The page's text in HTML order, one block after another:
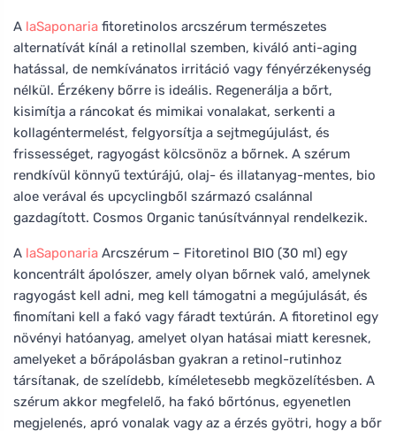
A laSaponaria fitoretinolos arcszérum természetes
alternatívát kínál a retinollal szemben, kiváló anti-aging
hatással, de nemkívánatos irritáció vagy fényérzékenység
nélkül. Érzékeny bőrre is ideális. Regenerálja a bőrt,
kisimítja a ráncokat és mimikai vonalakat, serkenti a
kollagéntermelést, felgyorsítja a sejtmegújulást, és
frissességet, ragyogást kölcsönöz a bőrnek. A szérum
rendkívül könnyű textúrájú, olaj- és illatanyag-mentes, bio
aloe verával és upcyclingből származó csalánnal
gazdagított. Cosmos Organic tanúsítvánnyal rendelkezik.
A laSaponaria Arcszérum – Fitoretinol BIO (30 ml) egy
koncentrált ápolószer, amely olyan bőrnek való, amelynek
ragyogást kell adni, meg kell támogatni a megújulását, és
finomítani kell a fakó vagy fáradt textúrán. A fitoretinol egy
növényi hatóanyag, amelyet olyan hatásai miatt keresnek,
amelyeket a bőrápolásban gyakran a retinol-rutinhoz
társítanak, de szelídebb, kíméletesebb megközelítésben. A
szérum akkor megfelelő, ha fakó bőrtónus, egyenetlen
megjelenés, apró vonalak vagy az a érzés gyötri, hogy a bőr